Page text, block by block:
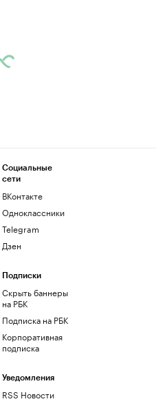
Социальные
сети
ВКонтакте
Одноклассники
Telegram
Дзен
Подписки
Скрыть баннеры
на РБК
Подписка на РБК
Корпоративная
подписка
Уведомления
RSS Новости